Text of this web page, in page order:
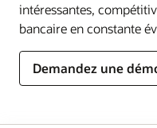
intéressantes,
bancaire en constante
Demandez une